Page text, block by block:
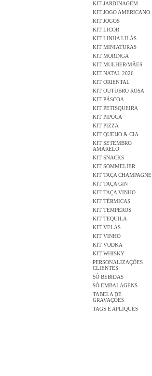
KIT JARDINAGEM
KIT JOGO AMERICANO
KIT JOGOS
KIT LICOR
KIT LINHA LILÁS
KIT MINIATURAS
KIT MORINGA
KIT MULHER/MÃES
KIT NATAL 2026
KIT ORIENTAL
KIT OUTUBRO ROSA
KIT PÁSCOA
KIT PETISQUEIRA
KIT PIPOCA
KIT PIZZA
KIT QUEIJO & CIA
KIT SETEMBRO
AMARELO
KIT SNACKS
KIT SOMMELIER
KIT TAÇA CHAMPAGNE
KIT TAÇA GIN
KIT TAÇA VINHO
KIT TÉRMICAS
KIT TEMPEROS
KIT TEQUILA
KIT VELAS
KIT VINHO
KIT VODKA
KIT WHISKY
PERSONALIZAÇÕES
CLIENTES
SÓ BEBIDAS
SÓ EMBALAGENS
TABELA DE
GRAVAÇÕES
TAGS E APLIQUES